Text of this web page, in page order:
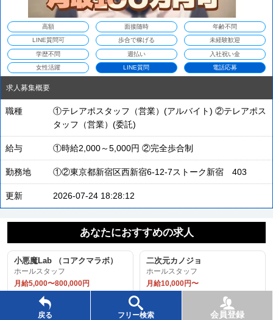
高額 面接随時 年齢不問
LINE質問可 歩合で稼げる 未経験歓迎
学歴不問 週払い 入社祝い金
女性活躍 LINE質問 電話応募
求人募集概要
職種
①テレアポスタッフ（営業）(アルバイト) ②テレアポス
タッフ（営業）(委託)
給与 ①時給2,000～5,000円 ②完全歩合制
勤務地 ①②東京都新宿区西新宿6-12-7ストーク新宿 403
更新 2026-07-24 18:28:12
あなたにおすすめの求人
小悪魔Lab （コアクマラボ）
ホールスタッフ
月給5,000〜800,000円
二次元カノジョ
ホールスタッフ
月給10,000円〜
プリンスグループ 株式会社帝建
戻る フリー検索 会員登録